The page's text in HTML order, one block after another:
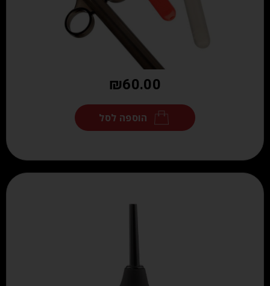
₪60.00
הוספה לסל